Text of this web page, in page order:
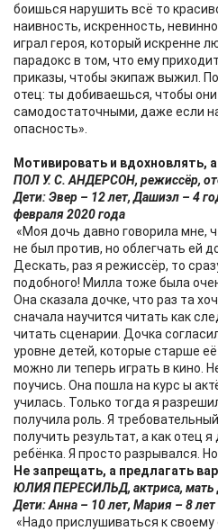
боишься нарушить всё то
наивность, искренность,
играл героя, который искренне
парадокс в том, что ему
приказы, чтобы экипаж выжил.
отец: ты добиваешься, чтобы
самодостаточными, даже если
опасность».
Мотивировать и вдохновлять,
ПОЛ У. С. АНДЕРСОН, режиссёр,
Дети: Эвер – 12 лет, Дашиэл – 4
февраля 2020 года
«Моя дочь давно говорила мне,
не был против, но облегчать ей
Дескать, раз я режиссёр, то
подобного! Милла тоже была
Она сказала дочке, что раз та
сначала научится читать как
читать сценарии. Дочка
уровне детей, которые старше
можно ли теперь играть в кино.
поучись. Она пошла на курс ы
училась. Только тогда я
получила роль. Я
получить результат, а как отец
ребёнка. Я просто разрывался.
Не запрещать, а предлагать
ЮЛИЯ ПЕРЕСИЛЬД, актриса, мать
Дети: Анна – 10 лет, Мария – 8 лет
«Надо прислушиваться к своему